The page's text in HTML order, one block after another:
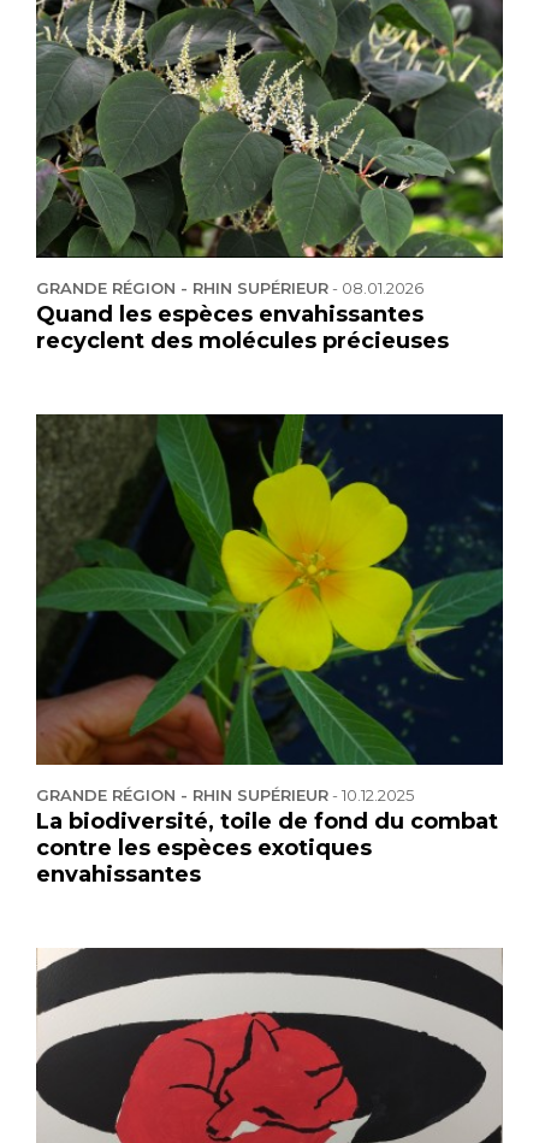
GRANDE RÉGION - RHIN SUPÉRIEUR- 08.01.2026
Quand les espèces envahissantes
recyclent des molécules précieuses
GRANDE RÉGION - RHIN SUPÉRIEUR-10.12.2025
La biodiversité, toile de fond du combat
contre les espèces exotiques
envahissantes